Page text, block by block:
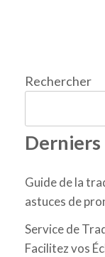
Rechercher
Derniers
Guide de la
astuces de
Service de
Facilitez vos